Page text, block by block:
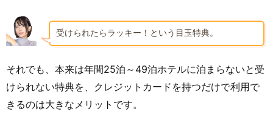
受けられたらラッキー！という目玉特典。
それでも、本来は年間25泊～49泊ホテルに泊まらないと受
けられない特典を、クレジットカードを持つだけで利用で
きるのは大きなメリットです。